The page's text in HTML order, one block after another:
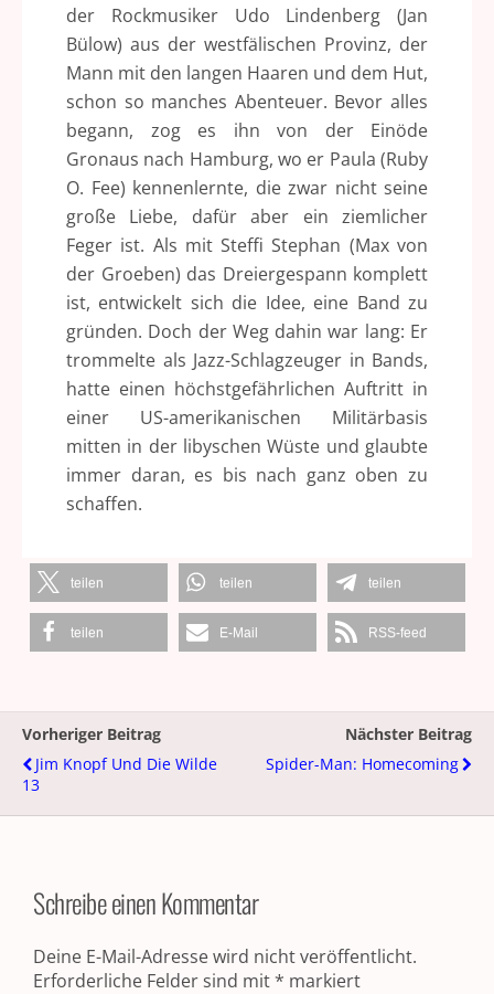
der Rockmusiker Udo Lindenberg (Jan
Bülow) aus der westfälischen Provinz, der
Mann mit den langen Haaren und dem Hut,
schon so manches Abenteuer. Bevor alles
begann, zog es ihn von der Einöde
Gronaus nach Hamburg, wo er Paula (Ruby
O. Fee) kennenlernte, die zwar nicht seine
große Liebe, dafür aber ein ziemlicher
Feger ist. Als mit Steffi Stephan (Max von
der Groeben) das Dreiergespann komplett
ist, entwickelt sich die Idee, eine Band zu
gründen. Doch der Weg dahin war lang: Er
trommelte als Jazz-Schlagzeuger in Bands,
hatte einen höchstgefährlichen Auftritt in
einer US-amerikanischen Militärbasis
mitten in der libyschen Wüste und glaubte
immer daran, es bis nach ganz oben zu
schaffen.
teilen teilen teilen
teilen E-Mail RSS-feed
Vorheriger Beitrag
Jim Knopf Und Die Wilde
13
Nächster Beitrag
Spider-Man: Homecoming
Schreibe einen Kommentar
Deine E-Mail-Adresse wird nicht veröffentlicht.
Erforderliche Felder sind mit* markiert